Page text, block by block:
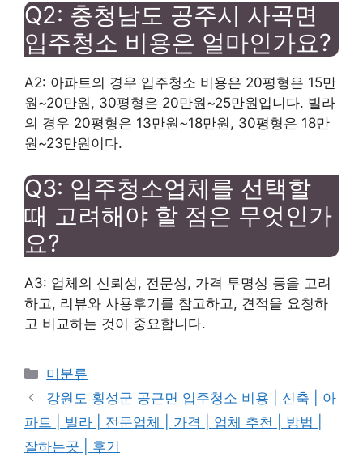
Q2: 충청남도 공주시 사곡면
입주청소 비용은 얼마인가요?
A2: 아파트의 경우 입주청소 비용은 20평형은 15만
원~20만원, 30평형은 20만원~25만원입니다. 빌라
의 경우 20평형은 13만원~18만원, 30평형은 18만
원~23만원이다.
Q3: 입주청소업체를 선택할
때 고려해야 할 점은 무엇인가
요?
A3: 업체의 신뢰성, 전문성, 가격 투명성 등을 고려
하고, 리뷰와 사용후기를 참고하고, 견적을 요청하
고 비교하는 것이 중요합니다.
Categories
미분류
강원도 횡성군 공근면 입주청소 비용 | 신축 | 아
파트 | 빌라 | 전문업체 | 가격 | 업체 추천 | 방법 |
잘하는곳 | 후기